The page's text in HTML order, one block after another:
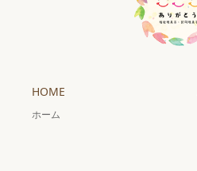
HOME
ホーム